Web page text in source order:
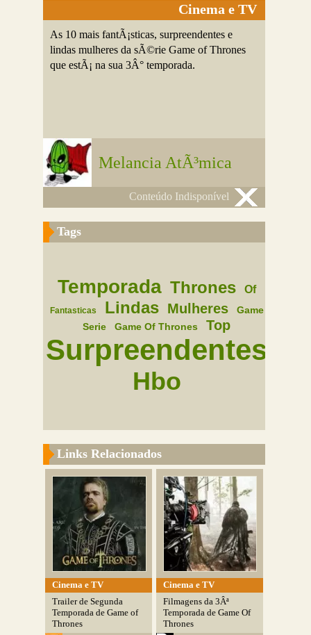
Cinema e TV
As 10 mais fantÃ¡sticas, surpreendentes e
lindas mulheres da sÃ©rie Game of Thrones
que estÃ¡ na sua 3Â° temporada.
Melancia AtÃ³mica
Conteúdo Indisponível
Tags
Temporada Thrones Of
Fantasticas Lindas Mulheres
Game
Serie
Game Of Thrones Top
Surpreendentes
Hbo
Links Relacionados
Cinema e TV
Trailer de Segunda
Temporada de Game of
Thrones
Cinema e TV
Filmagens da 3Âª
Temporada de Game Of
Thrones